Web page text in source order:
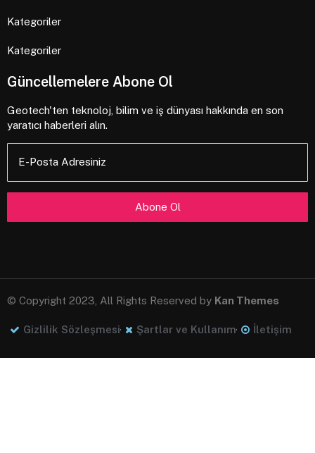
Kategoriler
Kategoriler
Güncellemelere Abone Ol
Geotech'ten teknoloj, bilim ve iş dünyası hakkında en son
yaratıcı haberleri alın.
E-Posta Adresiniz
© Copyright 2023, All Rights Reserved by Kan Themes
Gizlilik Sözleşmesi Şartlar ve Kullanım İletişim